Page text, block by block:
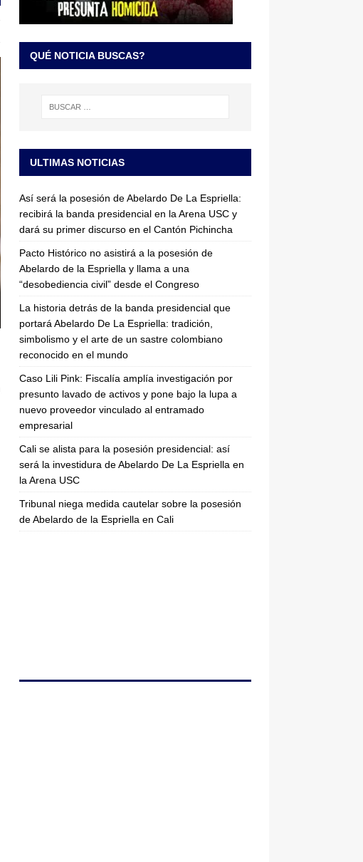
QUÉ NOTICIA BUSCAS?
ULTIMAS NOTICIAS
Así será la posesión de Abelardo De La Espriella:
recibirá la banda presidencial en la Arena USC y
dará su primer discurso en el Cantón Pichincha
Pacto Histórico no asistirá a la posesión de
Abelardo de la Espriella y llama a una
“desobediencia civil” desde el Congreso
La historia detrás de la banda presidencial que
portará Abelardo De La Espriella: tradición,
simbolismo y el arte de un sastre colombiano
reconocido en el mundo
Caso Lili Pink: Fiscalía amplía investigación por
presunto lavado de activos y pone bajo la lupa a
nuevo proveedor vinculado al entramado
empresarial
Cali se alista para la posesión presidencial: así
será la investidura de Abelardo De La Espriella en
la Arena USC
Tribunal niega medida cautelar sobre la posesión
de Abelardo de la Espriella en Cali